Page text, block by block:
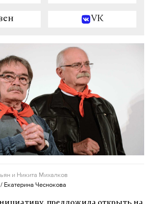
VK
и Никита Михалков
Чеснокова